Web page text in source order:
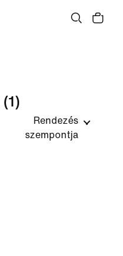
(1)
Rendezés
szempontja